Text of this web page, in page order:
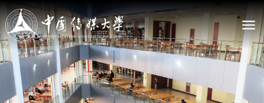
大学案内
CUC の紹介
CUC憲章